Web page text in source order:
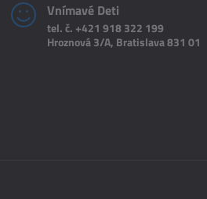
Vnímavé Deti
tel. č. +421 918 322 199
Hroznová 3/A, Bratislava 831 01